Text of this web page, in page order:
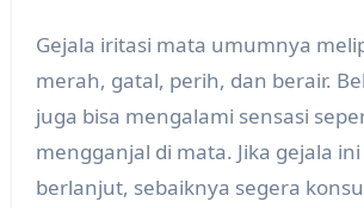
Gejala iritasi mata umumnya
merah, gatal, perih, dan berair.
juga bisa mengalami sensasi
mengganjal di mata. Jika gejala
berlanjut, sebaiknya segera